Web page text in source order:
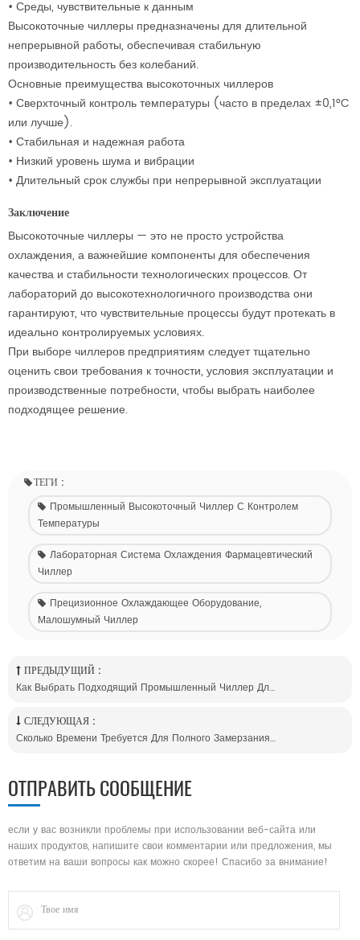
• Среды, чувствительные к данным
Высокоточные чиллеры предназначены для длительной
непрерывной работы, обеспечивая стабильную
производительность без колебаний.
Основные преимущества высокоточных чиллеров
• Сверхточный контроль температуры (часто в пределах ±0,1°C
или лучше).
• Стабильная и надежная работа
• Низкий уровень шума и вибрации
• Длительный срок службы при непрерывной эксплуатации
Заключение
Высокоточные чиллеры — это не просто устройства
охлаждения, а важнейшие компоненты для обеспечения
качества и стабильности технологических процессов. От
лабораторий до высокотехнологичного производства они
гарантируют, что чувствительные процессы будут протекать в
идеально контролируемых условиях.
При выборе чиллеров предприятиям следует тщательно
оценить свои требования к точности, условия эксплуатации и
производственные потребности, чтобы выбрать наиболее
подходящее решение.
ТЕГИ :
Промышленный Высокоточный Чиллер С Контролем
Температуры
Лабораторная Система Охлаждения Фармацевтический
Чиллер
Прецизионное Охлаждающее Оборудование,
Малошумный Чиллер
ПРЕДЫДУЩИЙ :
Как Выбрать Подходящий Промышленный Чиллер Для Охлаждения Химического Реактора?
СЛЕДУЮЩАЯ :
Сколько Времени Требуется Для Полного Замерзания Льда В Резервуаре Для Хранения Льда?
ОТПРАВИТЬ СООБЩЕНИЕ
если у вас возникли проблемы при использовании веб-сайта или
наших продуктов, напишите свои комментарии или предложения, мы
ответим на ваши вопросы как можно скорее! Спасибо за внимание!